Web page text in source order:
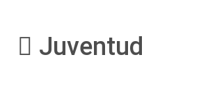
Juventud